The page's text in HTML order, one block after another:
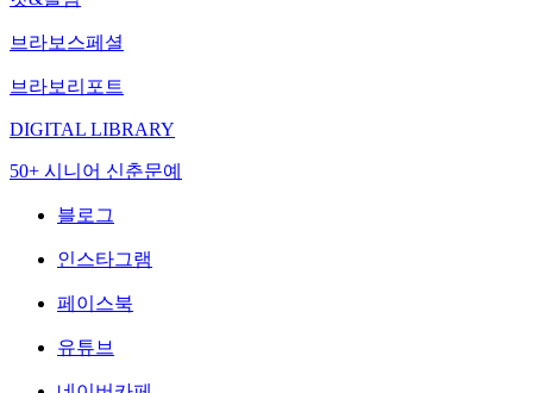
브라보스페셜
브라보리포트
DIGITAL LIBRARY
50+ 시니어 신춘문예
블로그
인스타그램
페이스북
유튜브